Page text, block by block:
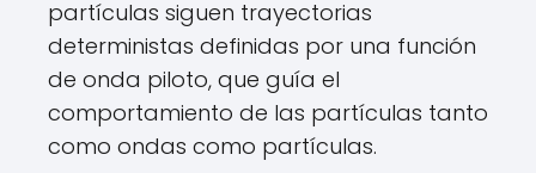
partículas siguen trayectorias
deterministas definidas por una función
de onda piloto, que guía el
comportamiento de las partículas tanto
como ondas como partículas.